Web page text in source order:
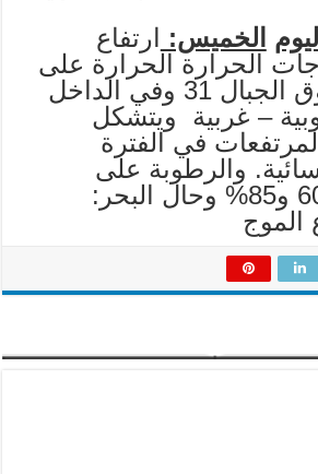
الخميس: ارتفاع
الحرارة الحرارة على
الساحل 33 فوق الجبال 31 وفي الداخل
– غربية ويتشكل
في الفترة
والرطوبة على
الساحل: بين 60 و85% وحال البحر:
الموج